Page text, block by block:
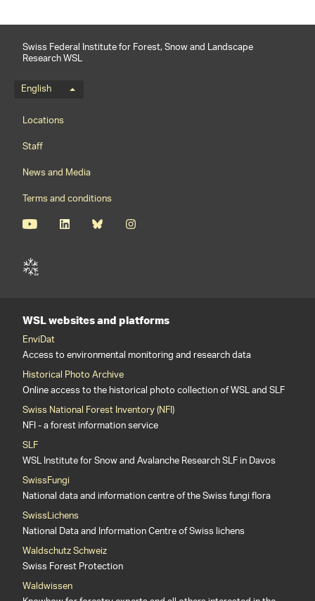
Swiss Federal Institute for Forest, Snow and Landscape
Research WSL
Language menu
English
Footernavigation
Locations
Staff
News and Media
Terms and conditions
WSL websites and platforms
EnviDat
Access to environmental monitoring and research data
Historical Photo Archive
Online access to the historical photo collection of WSL and SLF
Swiss National Forest Inventory (NFI)
NFI - a forest information service
SLF
WSL Institute for Snow and Avalanche Research SLF in Davos
SwissFungi
National data and information centre of the Swiss fungi flora
SwissLichens
National Data and Information Centre of Swiss lichens
Waldschutz Schweiz
Swiss Forest Protection
Waldwissen